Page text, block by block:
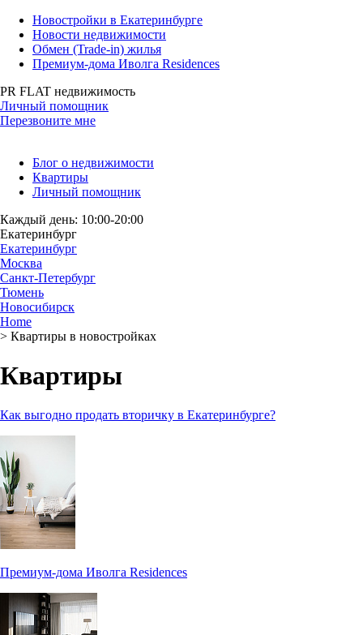
Новостройки в Екатеринбурге
Новости недвижимости
Обмен (Trade-in) жилья
Премиум-дома Иволга Residences
PR FLAT недвижимость
Личный помощник
Перезвоните мне
Блог о недвижимости
Квартиры
Личный помощник
Каждый день: 10:00-20:00
Екатеринбург
Екатеринбург
Москва
Санкт-Петербург
Тюмень
Новосибирск
Home
> Квартиры в новостройках
Квартиры
Как выгодно продать вторичку в Екатеринбурге?
Премиум-дома Иволга Residences